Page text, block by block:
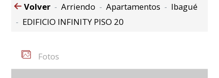
Volver Arriendo Apartamentos
Ibagué
EDIFICIO INFINITY PISO 20
Fotos